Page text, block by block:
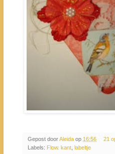
Gepost doorAleida op 16:56
21
Labels: Flow. kant labeltje